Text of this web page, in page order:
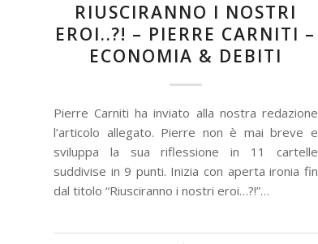
RIUSCIRANNO I NOSTRI
EROI..?! – PIERRE CARNITI –
ECONOMIA & DEBITI
Pierre Carniti ha inviato alla nostra redazione
l’articolo allegato. Pierre non è mai breve e
sviluppa la sua riflessione in 11 cartelle
suddivise in 9 punti. Inizia con aperta ironia fin
dal titolo “Riusciranno i nostri eroi…?!”…